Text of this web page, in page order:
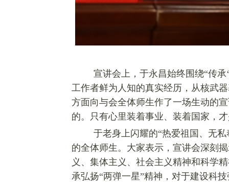
宣讲会上，于永昌始终围绕“传承
工作者鲜为人知的真实经历，从核武
方面向与会全体师生作了一场生动的
的。只有心里装着事业、装着国家，
于老身上闪耀的“热爱祖国、无
的全体师生。大家表示，宣讲会深刻
义、集体主义、社会主义精神和科学
承弘扬“两弹一星”精神，对于建设科